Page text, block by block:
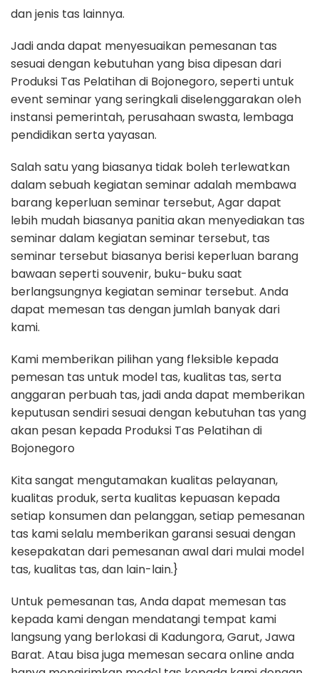
dan jenis tas lainnya.
Jadi anda dapat menyesuaikan pemesanan tas
sesuai dengan kebutuhan yang bisa dipesan dari
Produksi Tas Pelatihan di Bojonegoro, seperti untuk
event seminar yang seringkali diselenggarakan oleh
instansi pemerintah, perusahaan swasta, lembaga
pendidikan serta yayasan.
Salah satu yang biasanya tidak boleh terlewatkan
dalam sebuah kegiatan seminar adalah membawa
barang keperluan seminar tersebut, Agar dapat
lebih mudah biasanya panitia akan menyediakan tas
seminar dalam kegiatan seminar tersebut, tas
seminar tersebut biasanya berisi keperluan barang
bawaan seperti souvenir, buku-buku saat
berlangsungnya kegiatan seminar tersebut. Anda
dapat memesan tas dengan jumlah banyak dari
kami.
Kami memberikan pilihan yang fleksible kepada
pemesan tas untuk model tas, kualitas tas, serta
anggaran perbuah tas, jadi anda dapat memberikan
keputusan sendiri sesuai dengan kebutuhan tas yang
akan pesan kepada Produksi Tas Pelatihan di
Bojonegoro
Kita sangat mengutamakan kualitas pelayanan,
kualitas produk, serta kualitas kepuasan kepada
setiap konsumen dan pelanggan, setiap pemesanan
tas kami selalu memberikan garansi sesuai dengan
kesepakatan dari pemesanan awal dari mulai model
tas, kualitas tas, dan lain-lain.}
Untuk pemesanan tas, Anda dapat memesan tas
kepada kami dengan mendatangi tempat kami
langsung yang berlokasi di Kadungora, Garut, Jawa
Barat. Atau bisa juga memesan secara online anda